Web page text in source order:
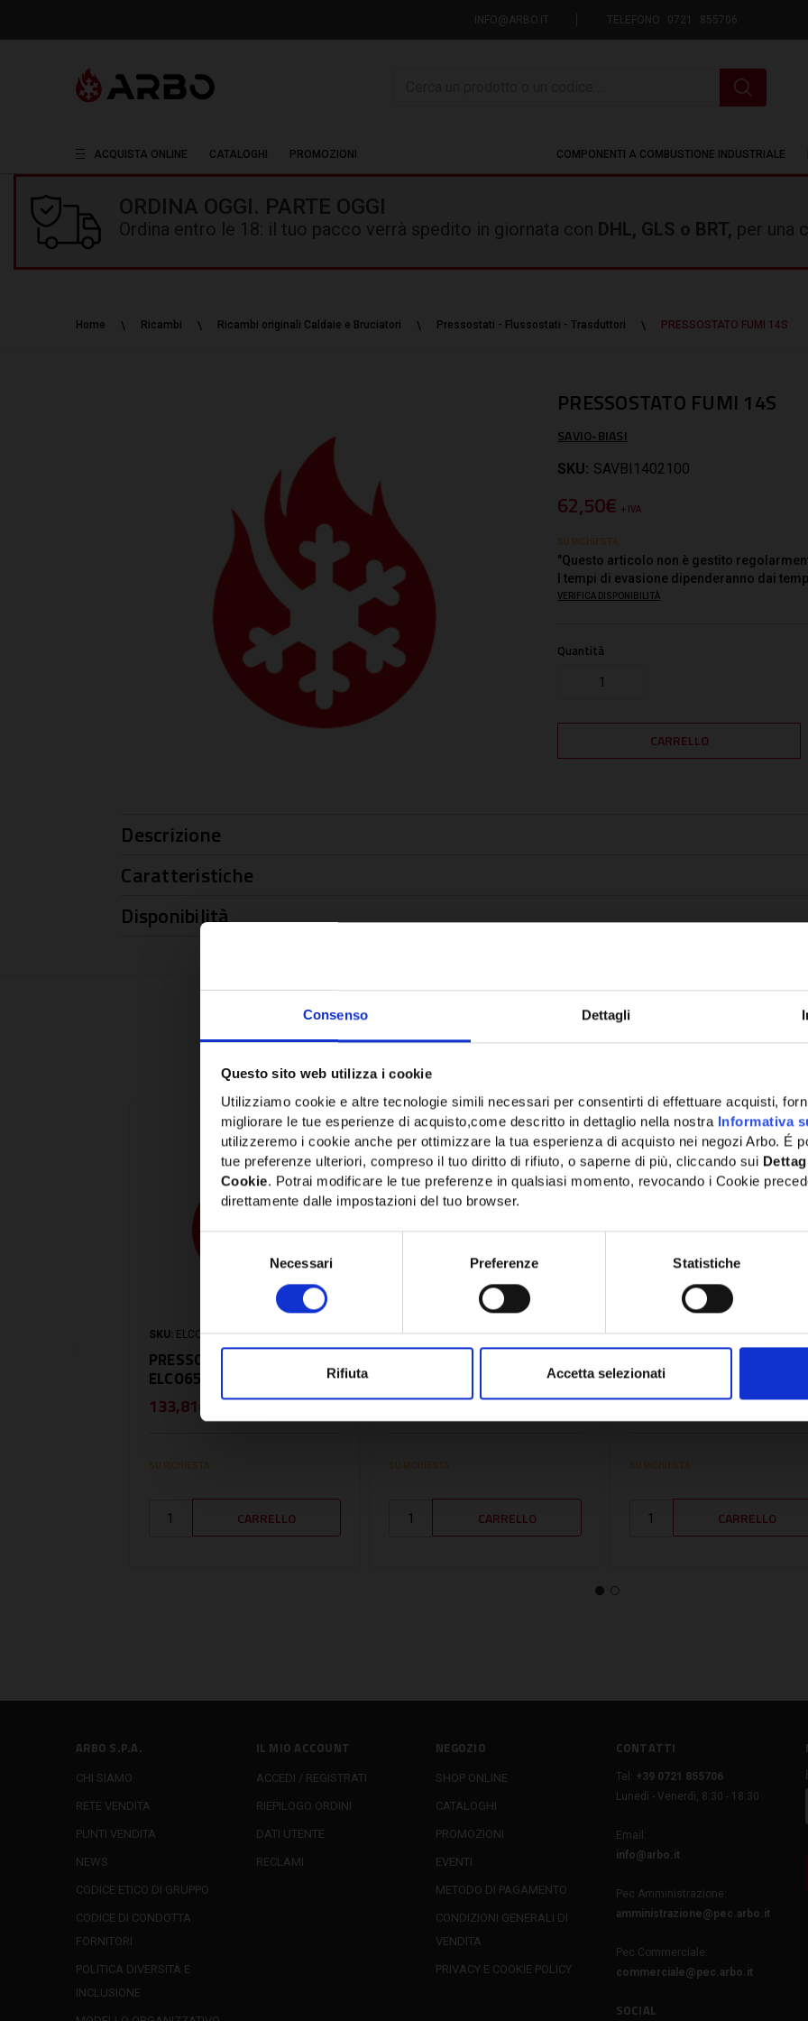
Consenso Dettagli
Questo sito web utilizza i cookie
Utilizziamo cookie e altre tecnologie simili necessari per consentirti di effettuare acquisti,
migliorare le tue esperienze di acquisto,come descritto in dettaglio nella nostra Informativa
utilizzeremo i cookie anche per ottimizzare la tua esperienza di acquisto nei negozi Arbo. É
tue preferenze ulteriori, compreso il tuo diritto di rifiuto, o saperne di più, cliccando sui
Cookie. Potrai modificare le tue preferenze in qualsiasi momento, revocando i Cookie
direttamente dalle impostazioni del tuo browser.
Necessari Preferenze Statistiche
Rifiuta Accetta selezionati
INFO@ARBO.IT TELEFONO 0721 855706
ACQUISTA ONLINE CATALOGHI PROMOZIONI COMPONENTI A COMBUSTIONE INDUSTRIALE
ORDINA OGGI. PARTE OGGI
Ordina entro le 18: il tuo pacco verrà spedito in giornata con DHL, GLS o BRT, per una
Home Ricambi Ricambi originali Caldaie e Bruciatori Pressostati - Flussostati - Trasduttori PRESSOSTATO FUMI 14S
PRESSOSTATO FUMI 14S
SAVIO-BIASI
SKU: SAVBI1402100
62,50€+ IVA
SU RICHIESTA
"Questo articolo non è gestito
I tempi di evasione dipenderanno dai
VERIFICA DISPONIBILITÀ
Quantità
Descrizione
Caratteristiche
Disponibilità
SKU: ELCO65070736
PRESSOSTATO FUMI -
ELCO65070736
133,81€
SU RICHIESTA
SKU:VL050562
104,66€
SU RICHIESTA
SKU:RIE4R108712
RIE4R108712
107,78€
SU RICHIESTA
ARBO S.P.A.
CHI SIAMO
RETE VENDITA
PUNTI VENDITA
NEWS
CODICE ETICO DI GRUPPO
CODICE DI CONDOTTA
FORNITORI
POLITICA DIVERSITÀ E
INCLUSIONE
IL MIO ACCOUNT
ACCEDI / REGISTRATI
RIEPILOGO ORDINI
DATI UTENTE
RECLAMI
NEGOZIO
SHOP ONLINE
CATALOGHI
PROMOZIONI
EVENTI
METODO DI PAGAMENTO
CONDIZIONI GENERALI DI
VENDITA
PRIVACY E COOKIE POLICY
CONTATTI
Tel:
+39 0721 855706
Lunedì - Venerdì, 8:30 - 18:30
Email:
info@arbo.it
Pec Amministrazione:
amministrazione@pec.arbo.it
Pec Commerciale:
commerciale@pec.arbo.it
SOCIAL